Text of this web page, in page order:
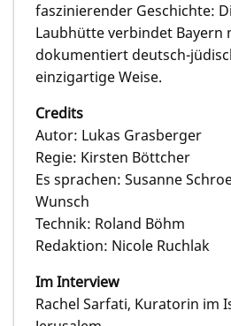
faszinierender Geschichte:
Laubhütte verbindet Bayern
dokumentiert deutsch-
einzigartige Weise.
Credits
Autor: Lukas Grasberger
Regie: Kirsten Böttcher
Es sprachen: Susanne
Wunsch
Technik: Roland Böhm
Redaktion: Nicole Ruchlak
Im Interview
Rachel Sarfati, Kuratorin im